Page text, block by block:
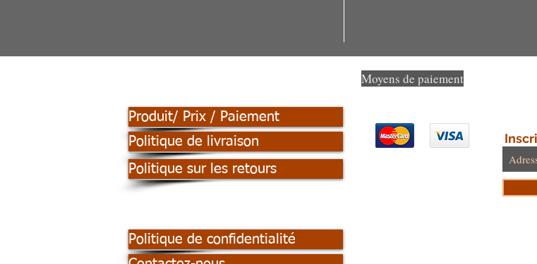
Moyens de paiement
Produit/ Prix / Paiement
Politique de livraison
Politique sur les retours
Politique de confidentialité